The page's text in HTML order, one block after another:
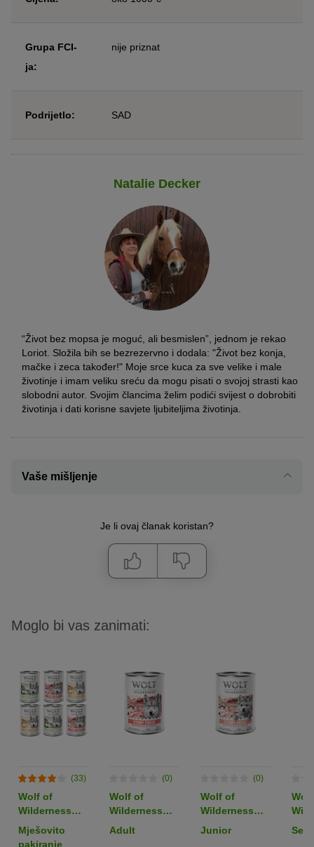
Grupa FCI-
ja:
nije priznat
Podrijetlo: SAD
Natalie Decker
“Život bez mopsa je moguć, ali besmislen”, jednom je rekao
Loriot. Složila bih se bezrezervno i dodala: "Život bez konja,
mačke i zeca također!" Moje srce kuca za sve velike i male
životinje i imam veliku sreću da mogu pisati o svojoj strasti kao
slobodni autor. Svojim člancima želim podići svijest o dobrobiti
životinja i dati korisne savjete ljubiteljima životinja.
Vaše mišljenje
Je li ovaj članak koristan?
Moglo bi vas zanimati:
(33)
Wolf of
Wilderness
Adult
“Expedition” 6
Mješovito
pakiranje
(0)
Wolf of
Wilderness
"Expedition"
Adult
(0)
Wolf of
Wilderness
Junior
Junior